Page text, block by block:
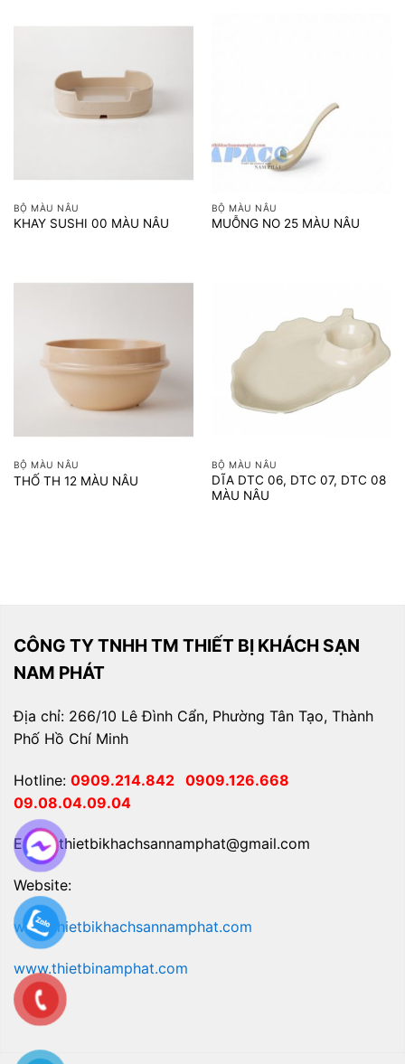
BỘ MÀU NÂU
KHAY SUSHI 00 MÀU NÂU
BỘ MÀU NÂU
MUỖNG NO 25 MÀU NÂU
BỘ MÀU NÂU
THỐ TH 12 MÀU NÂU
BỘ MÀU NÂU
DĨA DTC 06, DTC 07, DTC 08
MÀU NÂU
CÔNG TY TNHH TM THIẾT BỊ KHÁCH SẠN
NAM PHÁT
Địa chỉ: 266/10 Lê Đình Cẩn, Phường Tân Tạo, Thành
Phố Hồ Chí Minh
Hotline: 0909.214.842 0909.126.668
09.08.04.09.04
Email: thietbikhachsannamphat@gmail.com
Website:
www.thietbikhachsannamphat.com
www.thietbinamphat.com